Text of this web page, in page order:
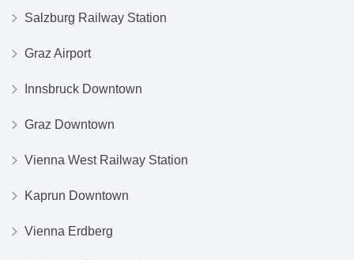
Salzburg Railway Station
Graz Airport
Innsbruck Downtown
Graz Downtown
Vienna West Railway Station
Kaprun Downtown
Vienna Erdberg